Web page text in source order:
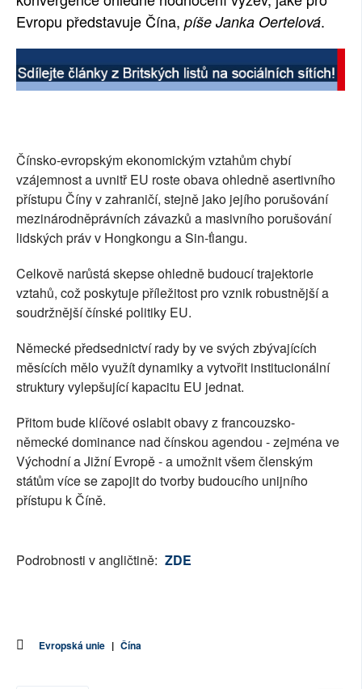
SOCIÁLNÍ SÍTĚ
PLNÁ VERZE STRÁNEK
Evropu představuje Čína, píše Janka Oertelová.
Čínsko-evropským ekonomickým vztahům chybí
vzájemnost a uvnitř EU roste obava ohledně asertivního
přístupu Číny v zahraničí, stejně jako jejího porušování
mezinárodněprávních závazků a masivního porušování
lidských práv v Hongkongu a Sin-ťiangu.
Celkově narůstá skepse ohledně budoucí trajektorie
vztahů, což poskytuje příležitost pro vznik robustnější a
soudržnější čínské politiky EU.
Německé předsednictví rady by ve svých zbývajících
měsících mělo využít dynamiky a vytvořit institucionální
struktury vylepšující kapacitu EU jednat.
Přitom bude klíčové oslabit obavy z francouzsko-
německé dominance nad čínskou agendou - zejména ve
Východní a Jižní Evropě - a umožnit všem členským
státům více se zapojit do tvorby budoucího unijního
přístupu k Číně.
Podrobnosti v angličtině: ZDE
Evropská unie | Čína